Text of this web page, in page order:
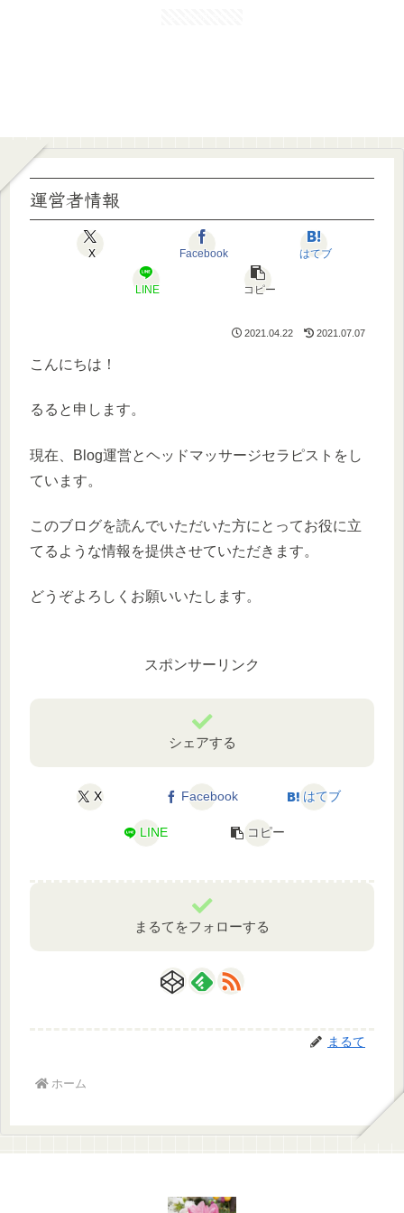
運営者情報
X Facebook はてブ
LINE コピー
2021.04.22 2021.07.07
こんにちは！
るると申します。
現在、Blog運営とヘッドマッサージセラピストをし
ています。
このブログを読んでいただいた方にとってお役に立
てるような情報を提供させていただきます。
どうぞよろしくお願いいたします。
スポンサーリンク
シェアする
X Facebook はてブ
LINE コピー
まるてをフォローする
まるて
ホーム